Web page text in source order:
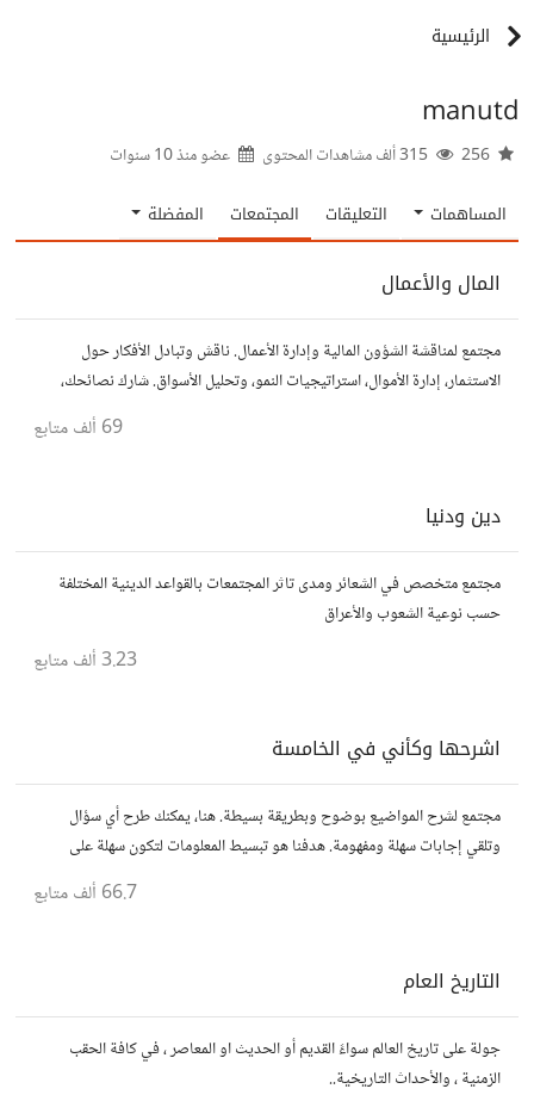
الرئيسية
manutd
عضو منذ10 سنوات
المساهمات التعليقات المجتمعات المفضلة
المال والأعمال
مجتمع لمناقشة الشؤون المالية وإدارة الأعمال. ناقش وتبادل الأفكار حول
الاستثمار، إدارة الأموال، استراتيجيات النمو، وتحليل الأسواق. شارك نصائحك،
69 ألف متابع
دين ودنيا
مجتمع متخصص في الشعائر ومدى تاثر المجتمعات بالقواعد الدينية المختلفة
حسب نوعية الشعوب والأعراق
3.23 ألف متابع
اشرحها وكأني في الخامسة
مجتمع لشرح المواضيع بوضوح وبطريقة بسيطة. هنا، يمكنك طرح أي سؤال
وتلقي إجابات سهلة ومفهومة. هدفنا هو تبسيط المعلومات لتكون سهلة على
66.7 ألف متابع
التاريخ العام
جولة على تاريخ العالم سواءً القديم أو الحديث او المعاصر ، في كافة الحقب
الزمنية ، والأحداث التاريخية..